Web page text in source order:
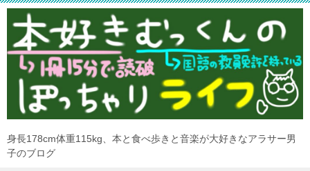
身長178cm体重115kg、本と食べ歩きと音楽が大好きなアラサー男
子のブログ